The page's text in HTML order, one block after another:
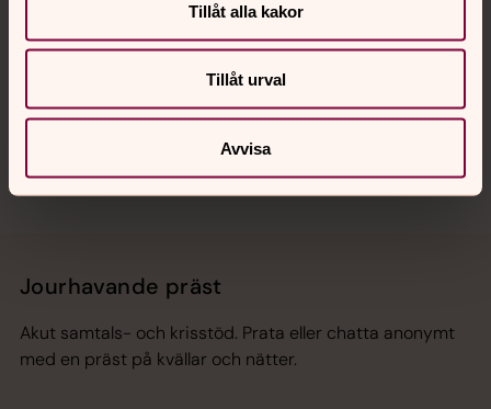
Tillåt alla kakor
Tillåt urval
Avvisa
Hitta snabbt
Sociala kanaler
Jourhavande präst
Akut samtals- och krisstöd. Prata eller chatta anonymt
med en präst på kvällar och nätter.